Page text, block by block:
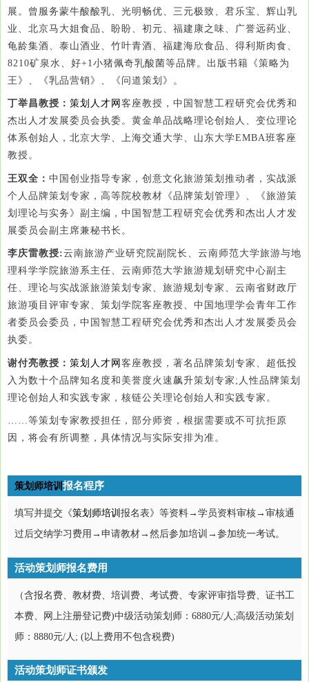
展。曾服务蒙牛酸酸乳、光明畅优、三元极致、君乐宝、辉山乳
业、北京马大姐食品、盼盼、初元、福建康之味、广誉远药业、
龟龄集酒、泰山酒业、竹叶青酒、福建海欣食品、得利斯肉食、
8210矿泉水、好+1小猪佩奇乳酸菌等品牌。出版书籍《策略为
王》、《乳品营销》、《问道策划》。
丁举昌教授： 策划人才网 客座教授，中国智慧工程研究会优秀和
杰出人才发展委员会执委。黄金单品战略理论创始人、变位理论
体系创始人，北京大学、上海交通大学、山东大学EMBA班客座
教授。
王双全： 中国创业指导专家，创意文化旅游策划推动者，实战派
个人品牌策划专家，高等院校教材《品牌策划管理》、《旅游策
划理论与实务》副主编，中国智慧工程研究会优秀和杰出人才发
展委员会副主席兼秘书长。
李庆雷教授:云南旅游产业研究院副院长、云南师范大学旅游与地
理科学学院旅游系主任、云南师范大学旅游规划研究中心副主
任、理论与实战派旅游策划专家、旅游规划专家、云南省财政厅
旅游项目评审专家、策划学院客座教授、中国地理学会青年工作
者委员会委员，中国智慧工程研究会优秀和杰出人才发展委员会
执委。
谢付亮教授： 策划人才网客座教授，著名品牌策划专家、超低投
入为数十个品牌知名度和美誉度火速飙升策划专家;人性品牌策划
理论创始人和实践专家，核链公关理论创始人和实践专家。
……等策划专家教授担任，部分师资，根据需要或不可抗拒原
因，将会有所调整，具体情况与实际安排为准。
策划师培训 报名程序
填写并提交《策划师培训 报名表》等资料→ 学员资料审核→审核通
过后交纳学习费用→申请教材→然后参加培训 →参加统一考试。
活动策划师报名费用
（含报名费、教材费、培训费、考试费、专家评审指导费、证书工
本费、网上注册登记费)中级活动策划师：6880元/人;高级活动策划
师：8880元/人; (以上费用不包含税费)
活动策划师证书颁发